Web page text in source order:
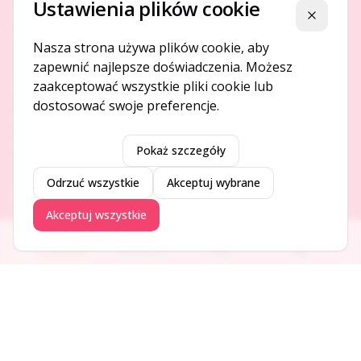
Platforma ogłoszeń i firm, która łączy ludzi i rozwija biznes
O NAS
DODAJ I PROMUJ
Dodaj ogłoszenie
Dodaj firmę
Ogłoszenia Aktualności Firmy Blog
Ustawienia plików cookie Zamknij
Nasza strona używa plików cookie, aby
zapewnić najlepsze doświadczenia. Możesz
zaakceptować wszystkie pliki cookie lub
dostosować swoje preferencje.
Pokaż szczegóły
Odrzuć wszystkie Akceptuj wybrane
Akceptuj wszystkie